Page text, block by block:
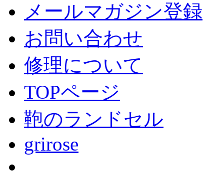
メールマガジン登録
お問い合わせ
修理について
TOPページ
鞄のランドセル
grirose